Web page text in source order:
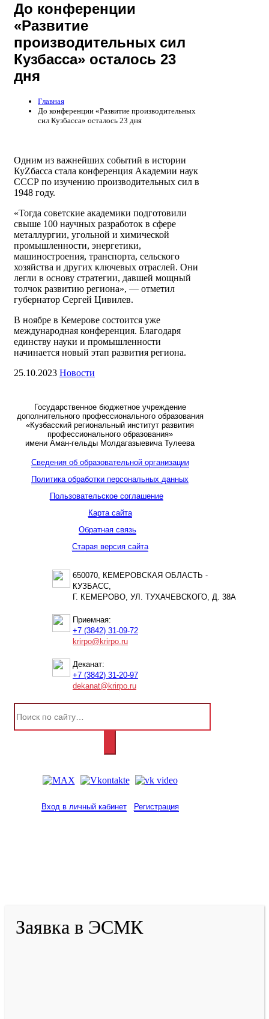
До конференции
«Развитие
производительных сил
Кузбасса» осталось 23
дня
Главная
До конференции «Развитие производительных
сил Кузбасса» осталось 23 дня
Одним из важнейших событий в истории
КуZбасса стала конференция Академии наук
СССР по изучению производительных сил в
1948 году.
«Тогда советские академики подготовили
свыше 100 научных разработок в сфере
металлургии, угольной и химической
промышленности, энергетики,
машиностроения, транспорта, сельского
хозяйства и других ключевых отраслей. Они
легли в основу стратегии, давшей мощный
толчок развитию региона», — отметил
губернатор Сергей Цивилев.
В ноябре в Кемерове состоится уже
международная конференция. Благодаря
единству науки и промышленности
начинается новый этап развития региона.
25.10.2023 Новости
Государственное бюджетное учреждение
дополнительного профессионального образования
«Кузбасский региональный институт развития
профессионального образования»
имени Аман-гельды Молдагазыевича Тулеева
Сведения об образовательной организации
Политика обработки персональных данных
Пользовательское соглашение
Карта сайта
Обратная связь
Старая версия сайта
650070, КЕМЕРОВСКАЯ ОБЛАСТЬ -
КУЗБАСС,
Г. КЕМЕРОВО, УЛ. ТУХАЧЕВСКОГО, Д. 38А
Приемная:
+7 (3842) 31-09-72
krirpo@krirpo.ru
Деканат:
+7 (3842) 31-20-97
dekanat@krirpo.ru
Вход в личный кабинет Регистрация
Заявка в ЭСМК